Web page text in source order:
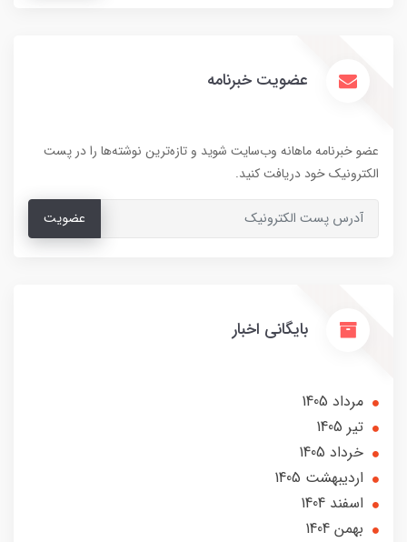
عضویت خبرنامه
عضو خبرنامه ماهانه وب‌سایت شوید و تازه‌ترین نوشته‌ها را در پست
الکترونیک خود دریافت کنید.
عضویت
بایگانی اخبار
مرداد 1405
تير 1405
خرداد 1405
ارديبهشت 1405
اسفند 1404
بهمن 1404